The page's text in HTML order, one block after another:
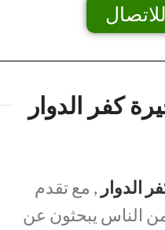
كفر الدوار
الدوار , مع تقدم
من الناس يبحثون عن